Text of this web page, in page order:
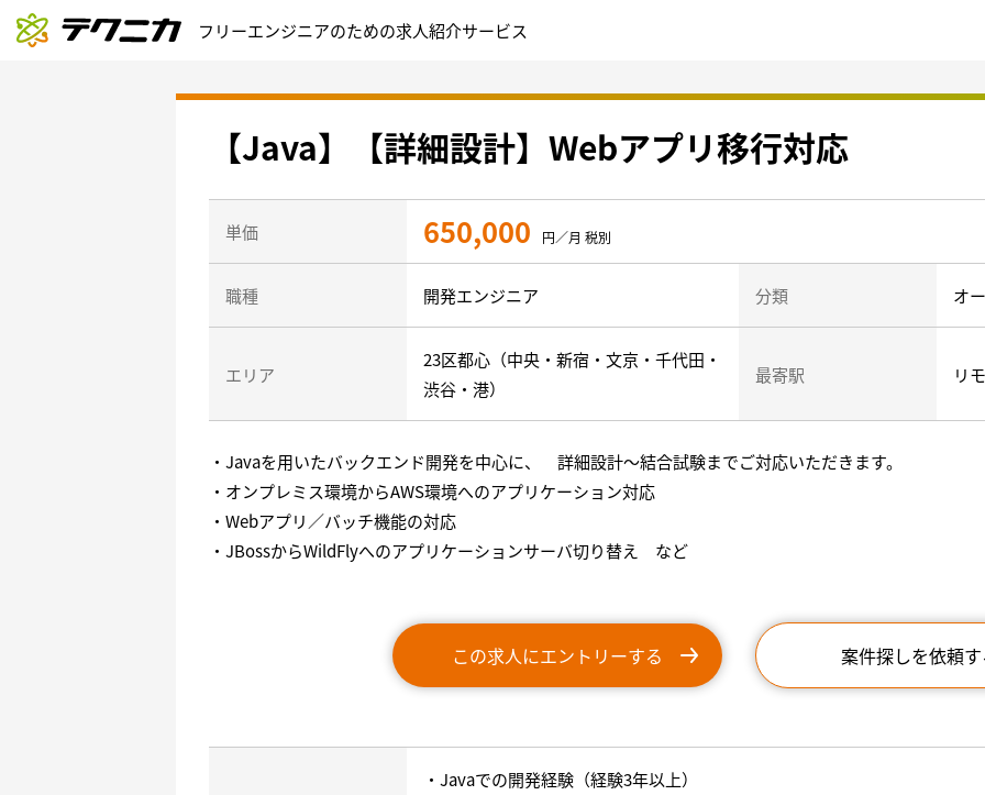
フリーエンジニアのための求人紹介サービス
【Java】【詳細設計】Webアプリ移行対応
単価 650,000 円／月 税別
職種 開発エンジニア 分類 オ
エリア
23区都心（中央・新宿・文京・千代田・
渋谷・港）
最寄駅 リ
・Javaを用いたバックエンド開発を中心に、 詳細設計〜結合試験までご対応いただきます。
・オンプレミス環境からAWS環境へのアプリケーション対応
・Webアプリ／バッチ機能の対応
・JBossからWildFlyへのアプリケーションサーバ切り替え など
この求人にエントリーする 案件探しを依頼
・Javaでの開発経験（経験3年以上）